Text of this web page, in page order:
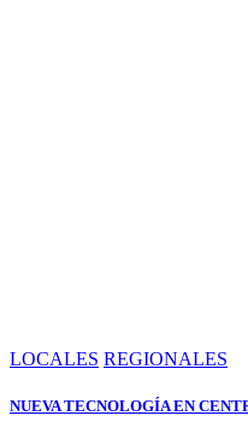
LOCALES REGIONALES
NUEVA TECNOLOGÍA EN